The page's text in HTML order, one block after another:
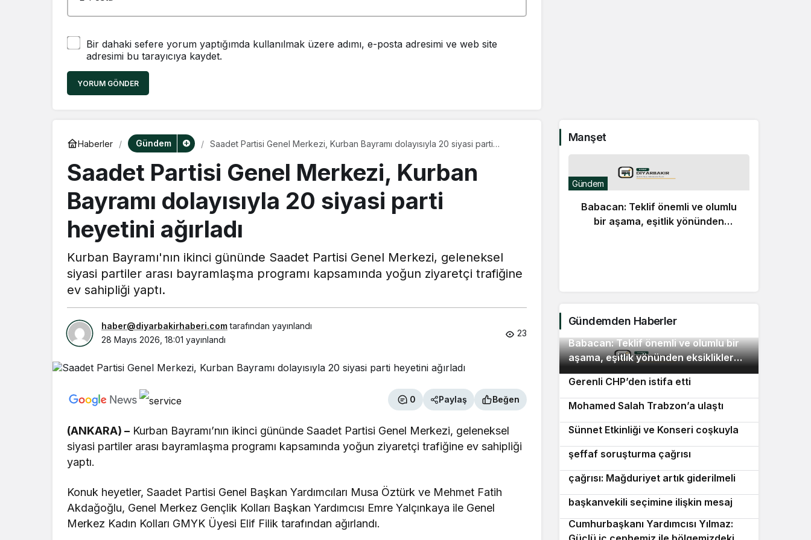
Bir dahaki sefere yorum yaptığımda kullanılmak üzere adımı, e-posta adresimi ve web site
adresimi bu tarayıcıya kaydet.
YORUM GÖNDER
Haberler Gündem
Saadet Partisi Genel Merkezi, Kurban Bayramı dolayısıyla 20 siyasi parti
Saadet Partisi Genel Merkezi, Kurban
Bayramı dolayısıyla 20 siyasi parti
heyetini ağırladı
Kurban Bayramı'nın ikinci gününde Saadet Partisi Genel Merkezi, geleneksel
siyasi partiler arası bayramlaşma programı kapsamında yoğun ziyaretçi trafiğine
ev sahipliği yaptı.
haber@diyarbakirhaberi.comtarafından yayınlandı
28 Mayıs 2026, 18:01 yayınlandı
23
0 Paylaş Beğen
(ANKARA) – Kurban Bayramı’nın ikinci gününde Saadet Partisi Genel Merkezi, geleneksel
siyasi partiler arası bayramlaşma programı kapsamında yoğun ziyaretçi trafiğine ev sahipliği
yaptı.
Konuk heyetler, Saadet Partisi Genel Başkan Yardımcıları Musa Öztürk ve Mehmet Fatih
Akdağoğlu, Genel Merkez Gençlik Kolları Başkan Yardımcısı Emre Yalçınkaya ile Genel
Merkez Kadın Kolları GMYK Üyesi Elif Filik tarafından ağırlandı.
Manşet
Gündem
Babacan: Teklif önemli ve olumlu
bir aşama, eşitlik yönünden
Gündemden Haberler
Babacan: Teklif önemli ve olumlu bir
aşama, eşitlik yönünden eksiklikler
giderilmeli
2
Lüleburgaz Belediye Başkanı Murat
Gerenli CHP’den istifa etti
3
Mohamed Salah Trabzon’a ulaştı
5 Ağustos Dünya Sivaslılar Günü
Sünnet Etkinliği ve Konseri coşkuyla
kutlandı
Van’da Rojin Kabaiş için etkin ve
şeffaf soruşturma çağrısı
Erbakan’dan kademeli emeklilik
çağrısı: Mağduriyet artık giderilmeli
Sinem Dedetaş’tan Üsküdar’daki
başkanvekili seçimine ilişkin mesaj
8
Cumhurbaşkanı Yardımcısı Yılmaz:
9